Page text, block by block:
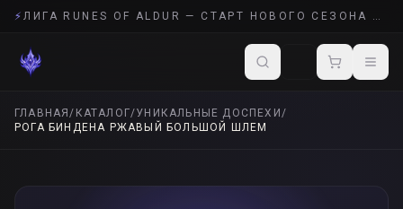
⚡ ЛИГА RUNES OF ALDUR — СТАРТ НОВОГО СЕЗОНА POE 2
ГЛАВНАЯ/ КАТАЛОГ/УНИКАЛЬНЫЕ ДОСПЕХИ /
РОГА БИНДЕНА РЖАВЫЙ БОЛЬШОЙ ШЛЕМ